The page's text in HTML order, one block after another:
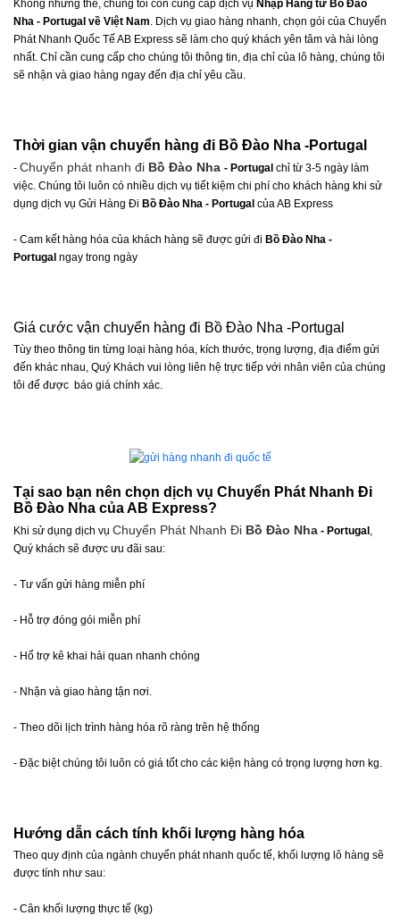
Không những thế, chúng tôi còn cung cấp dịch vụ Nhập Hàng từ Bồ Đào
Nha - Portugal về Việt Nam. Dịch vụ giao hàng nhanh, chọn gói của Chuyển
Phát Nhanh Quốc Tế AB Express sẽ làm cho quý khách yên tâm và hài lòng
nhất. Chỉ cần cung cấp cho chúng tôi thông tin, địa chỉ của lô hàng, chúng tôi
sẽ nhận và giao hàng ngay đến địa chỉ yêu cầu.
Thời gian vận chuyển hàng đi Bồ Đào Nha -Portugal
- Chuyển phát nhanh đi Bồ Đào Nha - Portugal chỉ từ 3-5 ngày làm
việc. Chúng tôi luôn có nhiều dịch vụ tiết kiệm chi phí cho khách hàng khi sử
dụng dịch vụ Gửi Hàng Đi Bồ Đào Nha - Portugal của AB Express
- Cam kết hàng hóa của khách hàng sẽ được gửi đi Bồ Đào Nha -
Portugal ngay trong ngày
Giá cước vận chuyển hàng đi Bồ Đào Nha -Portugal
Tùy theo thông tin từng loại hàng hóa, kích thước, trọng lượng, địa điểm gửi
đến khác nhau, Quý Khách vui lòng liên hệ trực tiếp với nhân viên của chúng
tôi để được báo giá chính xác.
Tại sao bạn nên chọn dịch vụ Chuyển Phát Nhanh Đi
Bồ Đào Nha của AB Express?
Khi sử dụng dịch vụ Chuyển Phát Nhanh Đi Bồ Đào Nha - Portugal,
Quý khách sẽ được ưu đãi sau:
- Tư vấn gửi hàng miễn phí
- Hỗ trợ đóng gói miễn phí
- Hổ trợ kê khai hải quan nhanh chóng
- Nhận và giao hàng tận nơi.
- Theo dõi lịch trình hàng hóa rõ ràng trên hệ thống
- Đặc biệt chúng tôi luôn có giá tốt cho các kiện hàng có trọng lượng hơn kg.
Hướng dẫn cách tính khối lượng hàng hóa
Theo quy định của ngành chuyển phát nhanh quốc tế, khối lượng lô hàng sẽ
được tính như sau:
- Cân khối lượng thực tế (kg)